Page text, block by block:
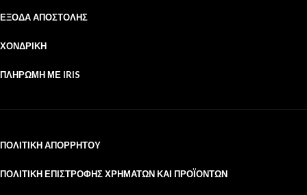
ΈΞΟΔΑ ΑΠΟΣΤΟΛΉΣ
ΧΟΝΔΡΙΚΉ
ΠΛΗΡΩΜΉ ΜΕ IRIS
ΠΟΛΙΤΙΚΉ ΑΠΟΡΡΉΤΟΥ
ΠΟΛΙΤΙΚΉ ΕΠΙΣΤΡΟΦΉΣ ΧΡΗΜΆΤΩΝ ΚΑΙ ΠΡΟΪΌΝΤΩΝ